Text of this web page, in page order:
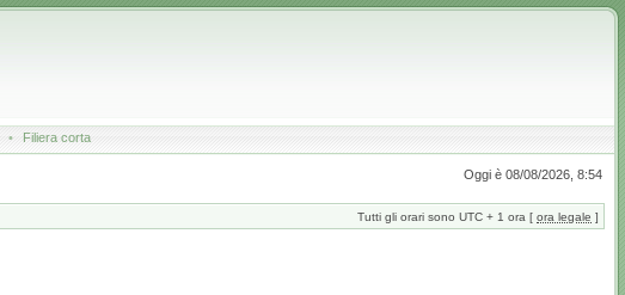
• Filiera corta
Oggi è 08/08/2026, 8:54
Tutti gli orari sono UTC + 1 ora [ ora legale ]